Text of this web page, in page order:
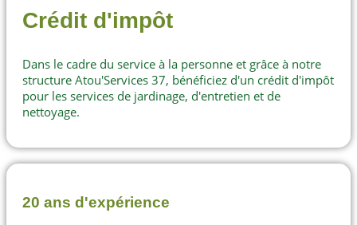
Crédit d'impôt
Dans le cadre du service à la personne et grâce à notre
structure Atou'Services 37, bénéficiez d'un crédit d'impôt
pour les services de jardinage, d'entretien et de
nettoyage.
20 ans d'expérience